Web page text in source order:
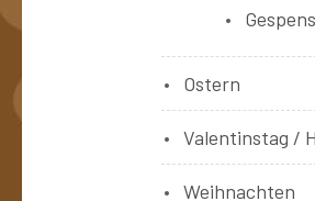
Ostern
Valentinstag /
Weihnachten